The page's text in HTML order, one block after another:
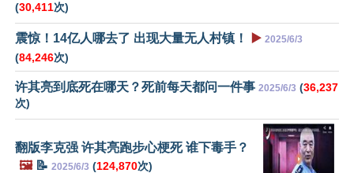
(30,411次)
震惊！14亿人哪去了 出现大量无人村镇！ ▶️ 2025/6/3
(84,246次)
许其亮到底死在哪天？死前每天都问一件事 2025/6/3 (36,237
次)
翻版李克强 许其亮跑步心梗死 谁下毒手？
🖼️📝 2025/6/3 (124,870次)